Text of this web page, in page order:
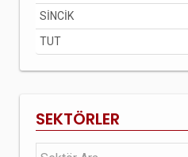
SİNCİK
TUT
SEKTÖRLER